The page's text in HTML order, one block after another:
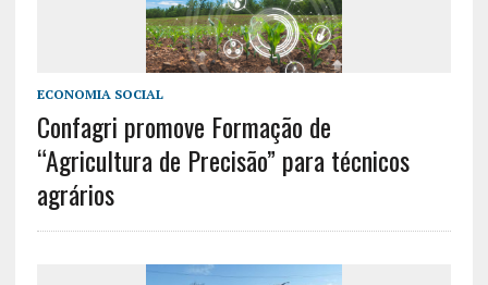
ECONOMIA SOCIAL
Confagri promove Formação de
“Agricultura de Precisão” para técnicos
agrários